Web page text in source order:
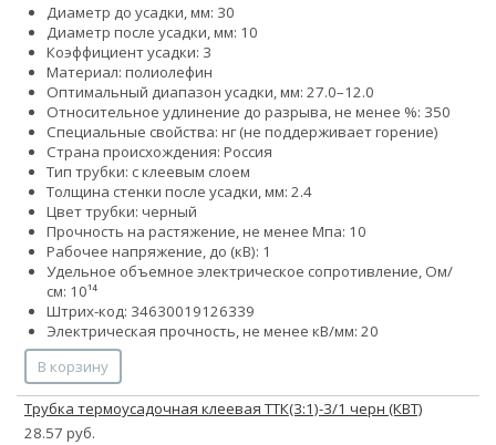
Диаметр до усадки, мм: 30
Диаметр после усадки, мм: 10
Коэффициент усадки: 3
Материал: полиолефин
Оптимальный диапазон усадки, мм: 27.0–12.0
Относительное удлинение до разрыва, не менее %: 350
Специальные свойства: нг (не поддерживает горение)
Страна происхождения: Россия
Тип трубки: с клеевым слоем
Толщина стенки после усадки, мм: 2.4
Цвет трубки: черный
Прочность на растяжение, не менее Мпа: 10
Рабочее напряжение, до (кВ): 1
Удельное объемное электрическое сопротивление, Ом/
см: 10¹⁴
Штрих-код: 34630019126339
Электрическая прочность, не менее кВ/мм: 20
В корзину
Трубка термоусадочная клеевая ТТК(3:1)-3/1 черн (КВТ)
28.57 руб.